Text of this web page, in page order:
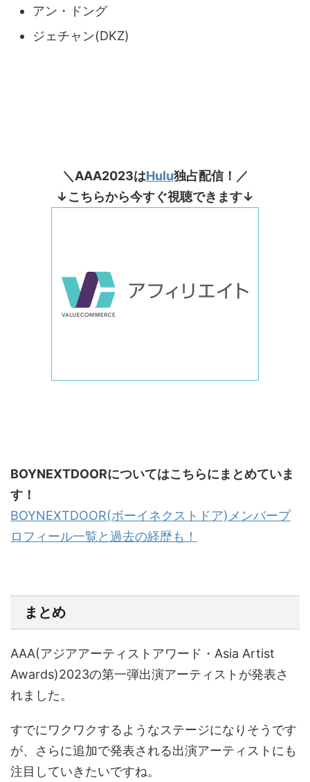
アン・ドング
ジェチャン(DKZ)
＼AAA2023はHulu独占配信！／
↓こちらから今すぐ視聴できます↓
BOYNEXTDOORについてはこちらにまとめていま
す！
BOYNEXTDOOR(ボーイネクストドア)メンバープ
ロフィール一覧と過去の経歴も！
まとめ
AAA(アジアアーティストアワード・Asia Artist
Awards)2023の第一弾出演アーティストが発表さ
れました。
すでにワクワクするようなステージになりそうです
が、さらに追加で発表される出演アーティストにも
注目していきたいですね。